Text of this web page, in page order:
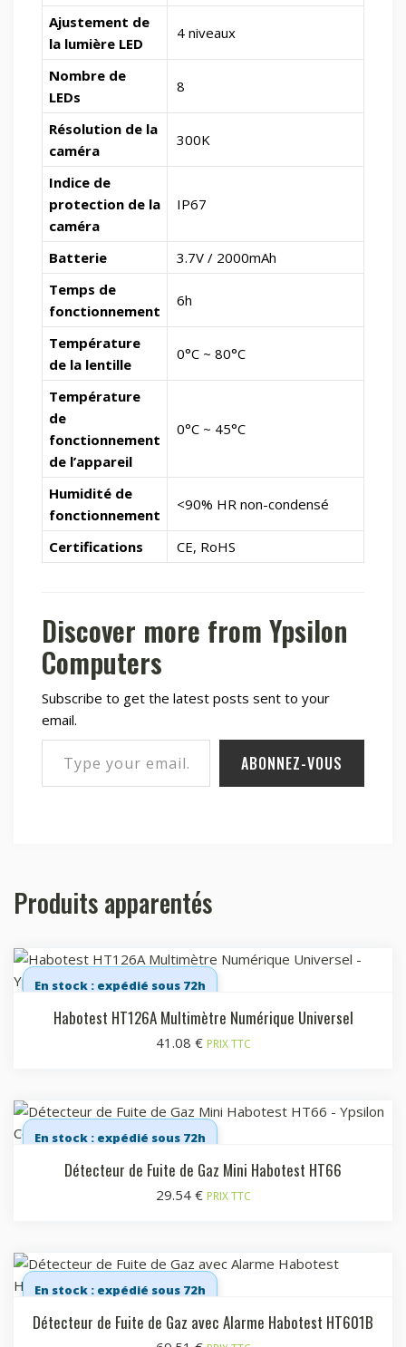
Ajustement de
la lumière LED
4 niveaux
Nombre de
LEDs
8
Résolution de la
caméra
300K
Indice de
protection de la
caméra
IP67
Batterie
3.7V / 2000mAh
Temps de
fonctionnement
6h
Température
de la lentille
0°C ~ 80°C
Température
de
fonctionnement
de l’appareil
0°C ~ 45°C
Humidité de
fonctionnement
<90% HR non-condensé
Certifications CE, RoHS
Discover more from Ypsilon
Computers
Subscribe to get the latest posts sent to your
email.
Type your email…
ABONNEZ-VOUS
Produits apparentés
En stock : expédié sous 72h
Habotest HT126A Multimètre Numérique Universel
41.08 € PRIX TTC
En stock : expédié sous 72h
Détecteur de Fuite de Gaz Mini Habotest HT66
29.54 € PRIX TTC
En stock : expédié sous 72h
Détecteur de Fuite de Gaz avec Alarme Habotest HT601B